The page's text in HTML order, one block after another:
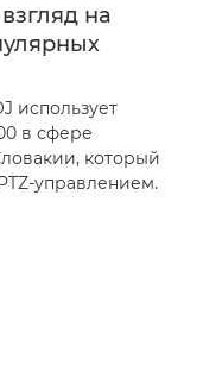
на
использует
в сфере
который
управлением.